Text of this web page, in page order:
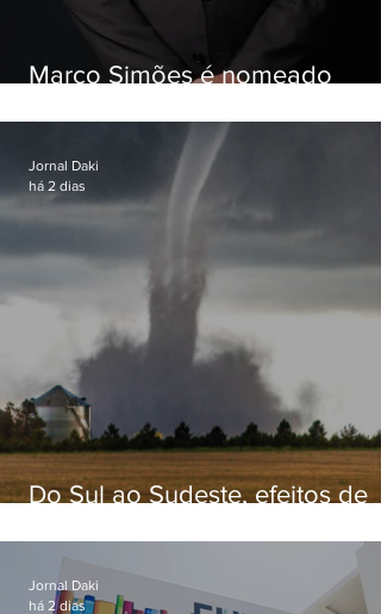
Marco Simões é nomeado
Do Sul ao Sudeste, efeitos de
apreensão na população
Jornal Daki
há 2 dias
Jornal Daki
há 2 dias